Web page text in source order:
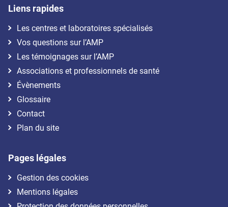
Liens rapides
Les centres et laboratoires spécialisés
Vos questions sur l’AMP
Les témoignages sur l’AMP
Associations et professionnels de santé
Évènements
Glossaire
Contact
Plan du site
Pages légales
Gestion des cookies
Mentions légales